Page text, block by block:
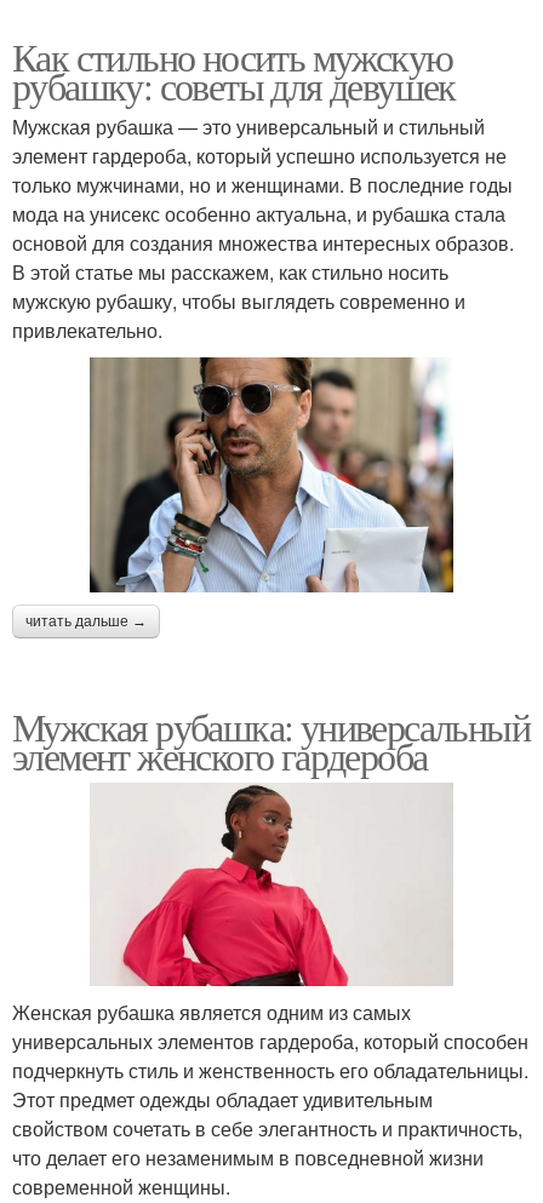
Как стильно носить мужскую
рубашку: советы для девушек
Мужская рубашка — это универсальный и стильный
элемент гардероба, который успешно используется не
только мужчинами, но и женщинами. В последние годы
мода на унисекс особенно актуальна, и рубашка стала
основой для создания множества интересных образов.
В этой статье мы расскажем, как стильно носить
мужскую рубашку, чтобы выглядеть современно и
привлекательно.
читать дальше →
Мужская рубашка: универсальный
элемент женского гардероба
Женская рубашка является одним из самых
универсальных элементов гардероба, который способен
подчеркнуть стиль и женственность его обладательницы.
Этот предмет одежды обладает удивительным
свойством сочетать в себе элегантность и практичность,
что делает его незаменимым в повседневной жизни
современной женщины.